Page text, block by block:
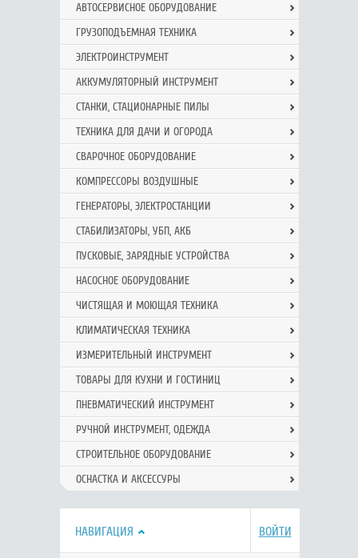
АВТОСЕРВИСНОЕ ОБОРУДОВАНИЕ
ГРУЗОПОДЪЕМНАЯ ТЕХНИКА
ЭЛЕКТРОИНСТРУМЕНТ
АККУМУЛЯТОРНЫЙ ИНСТРУМЕНТ
СТАНКИ, СТАЦИОНАРНЫЕ ПИЛЫ
ТЕХНИКА ДЛЯ ДАЧИ И ОГОРОДА
СВАРОЧНОЕ ОБОРУДОВАНИЕ
КОМПРЕССОРЫ ВОЗДУШНЫЕ
ГЕНЕРАТОРЫ, ЭЛЕКТРОСТАНЦИИ
СТАБИЛИЗАТОРЫ, УБП, АКБ
ПУСКОВЫЕ, ЗАРЯДНЫЕ УСТРОЙСТВА
НАСОСНОЕ ОБОРУДОВАНИЕ
ЧИСТЯЩАЯ И МОЮЩАЯ ТЕХНИКА
КЛИМАТИЧЕСКАЯ ТЕХНИКА
ИЗМЕРИТЕЛЬНЫЙ ИНСТРУМЕНТ
ТОВАРЫ ДЛЯ КУХНИ И ГОСТИНИЦ
ПНЕВМАТИЧЕСКИЙ ИНСТРУМЕНТ
РУЧНОЙ ИНCТРУМЕНТ, ОДЕЖДА
СТРОИТЕЛЬНОЕ ОБОРУДОВАНИЕ
ОСНАСТКА И АКСЕССУРЫ
НАВИГАЦИЯ ВОЙТИ